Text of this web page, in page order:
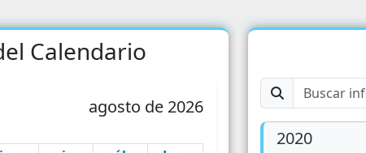
Calendario
agosto de 2026
2020